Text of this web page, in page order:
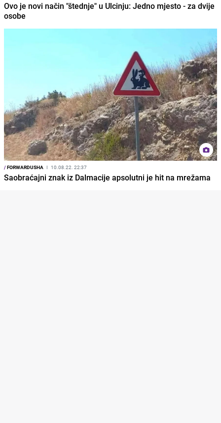
Ovo je novi način "štednje" u Ulcinju: Jedno mjesto - za dvije
osobe
/FORWARDUSHA I 10.08.22. 22:37
Saobraćajni znak iz Dalmacije apsolutni je hit na mrežama